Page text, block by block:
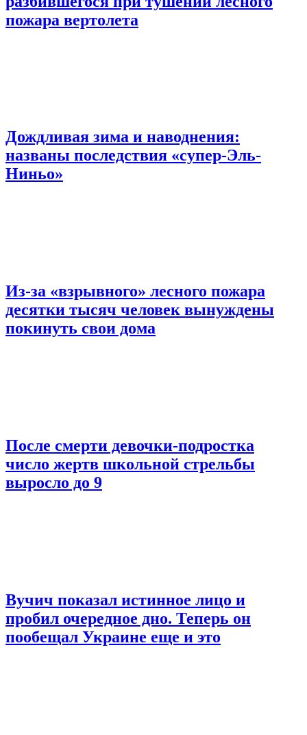
пожара вертолета
Дождливая зима и наводнения:
названы последствия «супер-Эль-
Ниньо»
Из-за «взрывного» лесного пожара
десятки тысяч человек вынуждены
покинуть свои дома
После смерти девочки-подростка
число жертв школьной стрельбы
выросло до 9
Вучич показал истинное лицо и
пробил очередное дно. Теперь он
пообещал Украине еще и это